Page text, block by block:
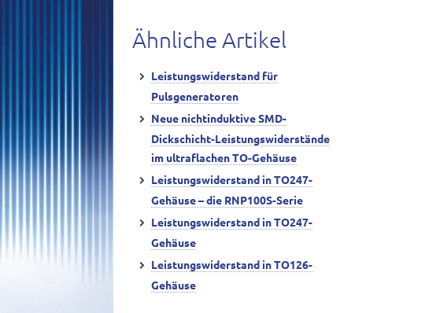
Ähnliche Artikel
Leistungswiderstand für
Pulsgeneratoren
Neue nichtinduktive SMD-
Dickschicht-Leistungswiderstände
im ultraflachen TO-Gehäuse
Leistungswiderstand in TO247-
Gehäuse – die RNP100S-Serie
Leistungswiderstand in TO247-
Gehäuse
Leistungswiderstand in TO126-
Gehäuse